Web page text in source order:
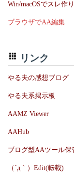
Win/macOSでスレ作り
ブラウザでAA編集
リンク
やる夫の感想ブログ
やる夫系掲示板
AAMZ Viewer
AAHub
ブログ型AAツール保
（´д｀）Edit(転載)